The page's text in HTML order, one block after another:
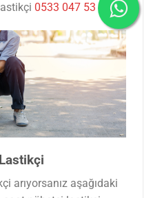
0533 047 53 77
arıyorsanız aşağıdaki